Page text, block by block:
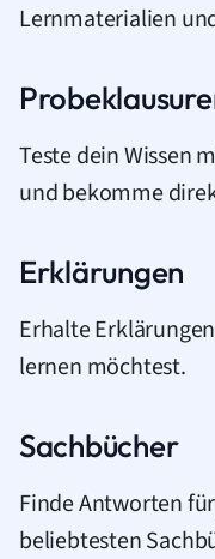
Lernmaterialien
Teste dein Wissen
und bekomme
Erklärungen
Erhalte
lernen möchtest.
Sachbücher
Finde Antworten
beliebtesten